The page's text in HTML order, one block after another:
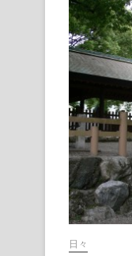
方
ド
ラ
マ
☆
日々